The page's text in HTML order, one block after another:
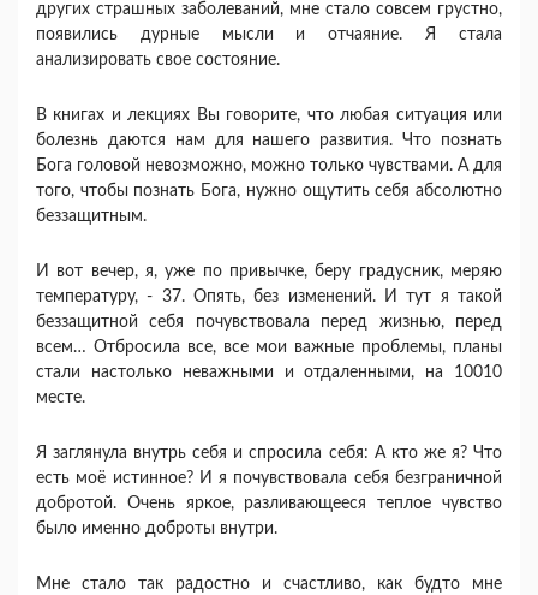
других страшных заболеваний, мне стало совсем грустно,
появились дурные мысли и отчаяние. Я стала
анализировать свое состояние.
В книгах и лекциях Вы говорите, что любая ситуация или
болезнь даются нам для нашего развития. Что познать
Бога головой невозможно, можно только чувствами. А для
того, чтобы познать Бога, нужно ощутить себя абсолютно
беззащитным.
И вот вечер, я, уже по привычке, беру градусник, меряю
температуру, - 37. Опять, без изменений. И тут я такой
беззащитной себя почувствовала перед жизнью, перед
всем… Отбросила все, все мои важные проблемы, планы
стали настолько неважными и отдаленными, на 10010
месте.
Я заглянула внутрь себя и спросила себя: А кто же я? Что
есть моё истинное? И я почувствовала себя безграничной
добротой. Очень яркое, разливающееся теплое чувство
было именно доброты внутри.
Мне стало так радостно и счастливо, как будто мне